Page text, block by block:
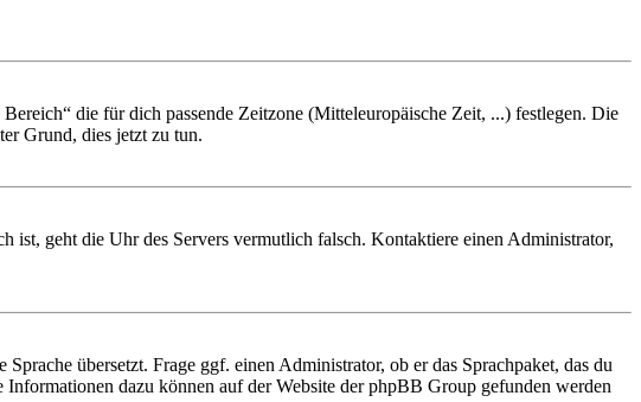
die für dich passende Zeitzone (Mitteleuropäische Zeit, ...) festlegen. Die
Grund, dies jetzt zu tun.
ist, geht die Uhr des Servers vermutlich falsch. Kontaktiere einen Administrator,
übersetzt. Frage ggf. einen Administrator, ob er das Sprachpaket, das du
dazu können auf der Website der phpBB Group gefunden werden